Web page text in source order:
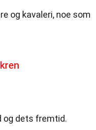
og kavaleri, noe som
og dets fremtid.